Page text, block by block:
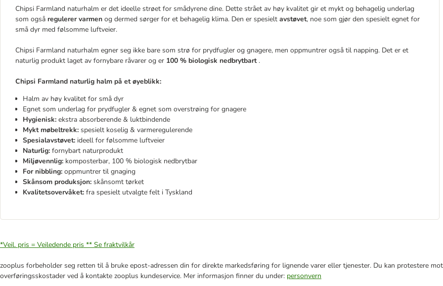
Chipsi Farmland naturhalm er det ideelle strøet for smådyrene dine. Dette strået av høy kvalitet gir et mykt og behagelig underlag
som også regulerer varmen og dermed sørger for et behagelig klima. Den er spesielt avstøvet, noe som gjør den spesielt egnet for
små dyr med følsomme luftveier.
Chipsi Farmland naturhalm egner seg ikke bare som strø for prydfugler og gnagere, men oppmuntrer også til napping. Det er et
naturlig produkt laget av fornybare råvarer og er 100 % biologisk nedbrytbart.
Chipsi Farmland naturlig halm på et øyeblikk:
Halm av høy kvalitet for små dyr
Egnet som underlag for prydfugler & egnet som overstrøing for gnagere
Hygienisk: ekstra absorberende & luktbindende
Mykt møbeltrekk: spesielt koselig & varmeregulerende
Spesialavstøvet: ideell for følsomme luftveier
Naturlig: fornybart naturprodukt
Miljøvennlig: komposterbar, 100 % biologisk nedbrytbar
For nibbling: oppmuntrer til gnaging
Skånsom produksjon: skånsomt tørket
Kvalitetsovervåket: fra spesielt utvalgte felt i Tyskland
*Veil. pris = Veiledende pris ** Se fraktvilkår
zooplus forbeholder seg retten til å bruke epost-adressen din for direkte markedsføring for lignende varer eller tjenester. Du kan protestere
overføringsskostader ved å kontakte zooplus kundeservice. Mer informasjon finner du under: personvern